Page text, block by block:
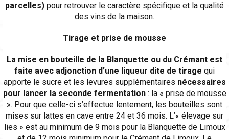
parcelles) pour retrouver le caractère spécifique et la qualité
des vins de la maison.
Tirage et prise de mousse
La mise en bouteille de la Blanquette ou du Crémant est
faite avec adjonction d’une liqueur dite de tirage qui
apporte le sucre et les levures supplémentaires nécessaires
pour lancer la seconde fermentation : la « prise de mousse
». Pour que celle-ci s’effectue lentement, les bouteilles sont
mises sur lattes en cave entre 24 et 36 mois. L’« élevage sur
lies » est au minimum de 9 mois pour la Blanquette de Limoux